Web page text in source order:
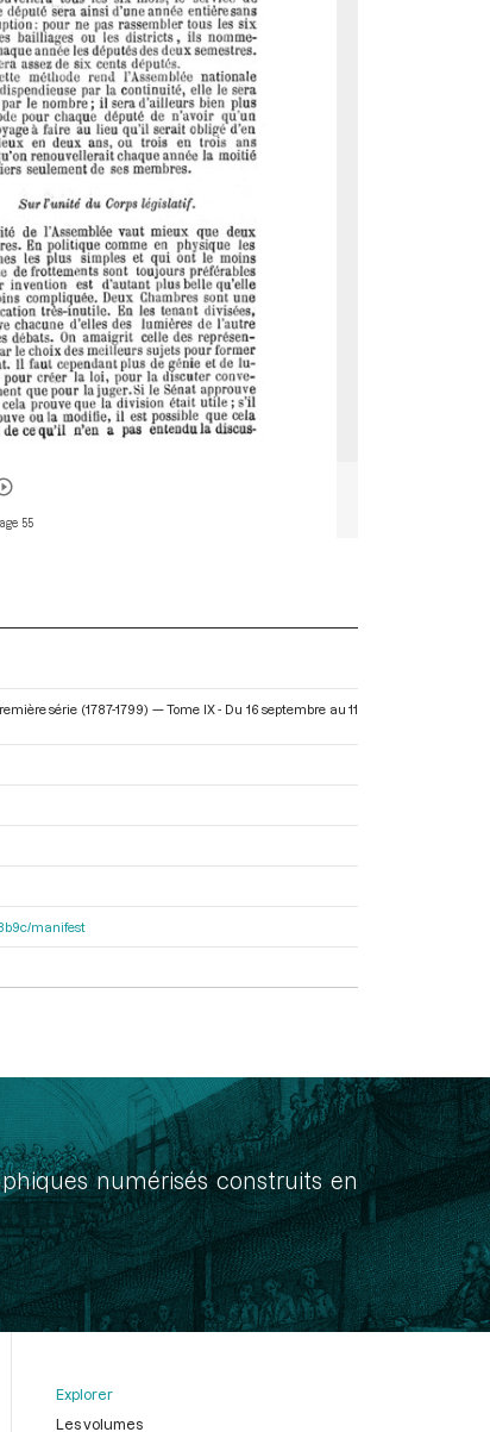
55
série (1787-1799) — Tome IX - Du 16 septembre au 11
manifest
numérisés construits en
Explorer
Les volumes